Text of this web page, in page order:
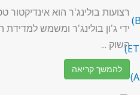
רצועות בולינג'ר הוא אינדיקטור
ידי ג'ון בולינג'ר ומשמש למדידת
השוק ...
להמשך קריאה